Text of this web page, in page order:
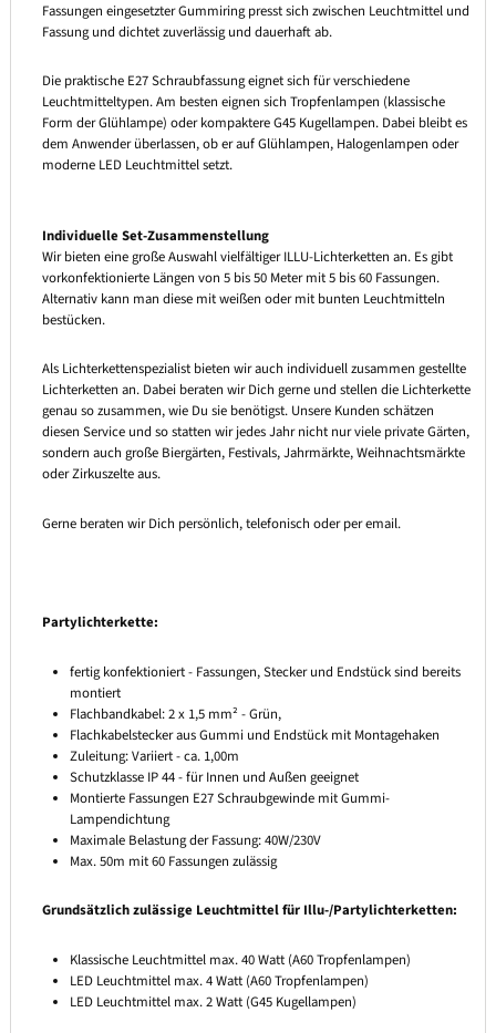
Fassungen eingesetzter Gummiring presst sich zwischen Leuchtmittel und
Fassung und dichtet zuverlässig und dauerhaft ab.
Die praktische E27 Schraubfassung eignet sich für verschiedene
Leuchtmitteltypen. Am besten eignen sich Tropfenlampen (klassische
Form der Glühlampe) oder kompaktere G45 Kugellampen. Dabei bleibt es
dem Anwender überlassen, ob er auf Glühlampen, Halogenlampen oder
moderne LED Leuchtmittel setzt.
Individuelle Set-Zusammenstellung
Wir bieten eine große Auswahl vielfältiger ILLU-Lichterketten an. Es gibt
vorkonfektionierte Längen von 5 bis 50 Meter mit 5 bis 60 Fassungen.
Alternativ kann man diese mit weißen oder mit bunten Leuchtmitteln
bestücken.
Als Lichterkettenspezialist bieten wir auch individuell zusammen gestellte
Lichterketten an. Dabei beraten wir Dich gerne und stellen die Lichterkette
genau so zusammen, wie Du sie benötigst. Unsere Kunden schätzen
diesen Service und so statten wir jedes Jahr nicht nur viele private Gärten,
sondern auch große Biergärten, Festivals, Jahrmärkte, Weihnachtsmärkte
oder Zirkuszelte aus.
Gerne beraten wir Dich persönlich, telefonisch oder per email.
Partylichterkette:
fertig konfektioniert - Fassungen, Stecker und Endstück sind bereits
montiert
Flachbandkabel: 2 x 1,5 mm² - Grün,
Flachkabelstecker aus Gummi und Endstück mit Montagehaken
Zuleitung: Variiert - ca. 1,00m
Schutzklasse IP 44 - für Innen und Außen geeignet
Montierte Fassungen E27 Schraubgewinde mit Gummi-
Lampendichtung
Maximale Belastung der Fassung: 40W/230V
Max. 50m mit 60 Fassungen zulässig
Grundsätzlich zulässige Leuchtmittel für Illu-/Partylichterketten:
Klassische Leuchtmittel max. 40 Watt (A60 Tropfenlampen)
LED Leuchtmittel max. 4 Watt (A60 Tropfenlampen)
LED Leuchtmittel max. 2 Watt (G45 Kugellampen)